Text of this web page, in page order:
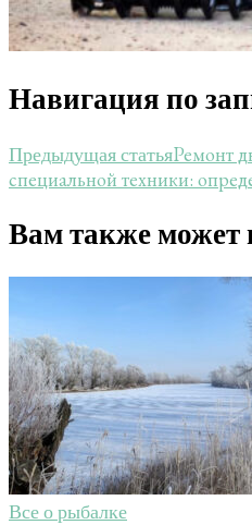
Навигация по
Предыдущая статьяРемонт
специальной техники:
Вам также может
Все о рыбалке